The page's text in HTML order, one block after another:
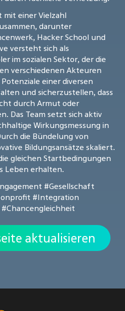
mit einer Vielzahl
darunter
Hacker School und
versteht sich als
im sozialen Sektor, der die
verschiedenen Akteuren
einer diversen
und sicherzustellen, dass
durch Armut oder
Das Team setzt sich aktiv
Wirkungsmessung in
die Bündelung von
Bildungsansätze skaliert.
gleichen Startbedingungen
Leben erhalten.
#Gesellschaft
#Integration
#Chancengleichheit
aktualisieren